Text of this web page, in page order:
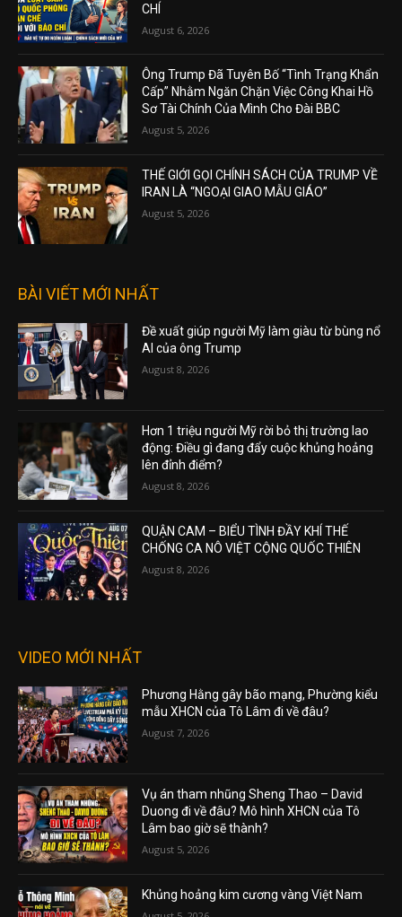
CHÍ
August 6, 2026
Ông Trump Đã Tuyên Bố “Tình Trạng Khẩn
Cấp” Nhằm Ngăn Chặn Việc Công Khai Hồ
Sơ Tài Chính Của Mình Cho Đài BBC
August 5, 2026
THẾ GIỚI GỌI CHÍNH SÁCH CỦA TRUMP VỀ
IRAN LÀ “NGOẠI GIAO MẪU GIÁO”
August 5, 2026
BÀI VIẾT MỚI NHẤT
Đề xuất giúp người Mỹ làm giàu từ bùng nổ
AI của ông Trump
August 8, 2026
Hơn 1 triệu người Mỹ rời bỏ thị trường lao
động: Điều gì đang đẩy cuộc khủng hoảng
lên đỉnh điểm?
August 8, 2026
QUẬN CAM – BIỂU TÌNH ĐẦY KHÍ THẾ
CHỐNG CA NÔ VIỆT CỘNG QUỐC THIÊN
August 8, 2026
VIDEO MỚI NHẤT
Phương Hằng gây bão mạng, Phường kiểu
mẫu XHCN của Tô Lâm đi về đâu?
August 7, 2026
Vụ án tham nhũng Sheng Thao – David
Duong đi về đâu? Mô hình XHCN của Tô
Lâm bao giờ sẽ thành?
August 5, 2026
Khủng hoảng kim cương vàng Việt Nam